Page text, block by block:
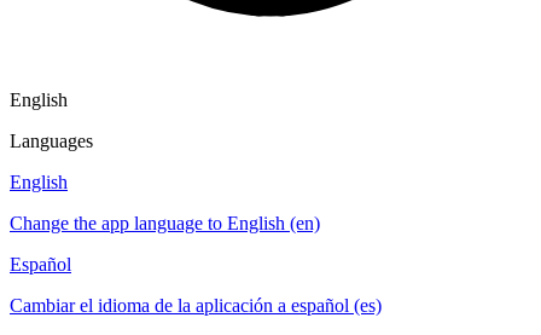
English
Languages
English
Change the app language to English (en)
Español
Cambiar el idioma de la aplicación a español (es)